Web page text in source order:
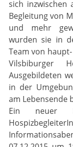
sich inzwischen
Begleitung von
und mehr
wurden sie in
Team von
Vilsbiburger
Ausgebildeten
in der
am Lebensende
Ein neuer